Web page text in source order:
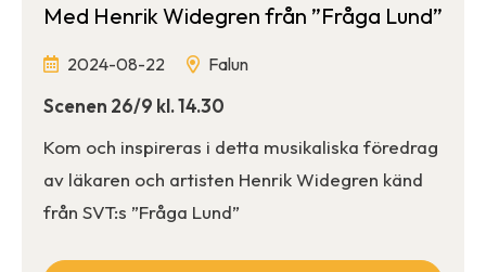
Med Henrik Widegren från ”Fråga Lund”
2024-08-22 Falun
Scenen 26/9 kl. 14.30
Kom och inspireras i detta musikaliska föredrag
av läkaren och artisten Henrik Widegren känd
från SVT:s ”Fråga Lund”